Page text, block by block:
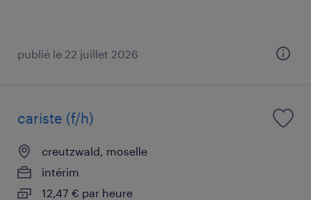
publié le 22 juillet 2026
cariste (f/h)
creutzwald, moselle
intérim
12,47 € par heure